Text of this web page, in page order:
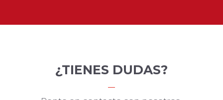
¿TIENES DUDAS?